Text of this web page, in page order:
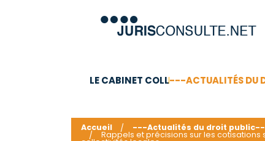
LE CABINET COLL---ACTUALITÉS DU
Accueil ---Actualités du droit
Rappels et précisions sur les